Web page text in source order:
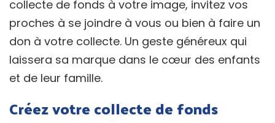
collecte de fonds à votre image, invitez vos
proches à se joindre à vous ou bien à faire un
don à votre collecte. Un geste généreux qui
laissera sa marque dans le cœur des enfants
et de leur famille.
Créez votre collecte de fonds